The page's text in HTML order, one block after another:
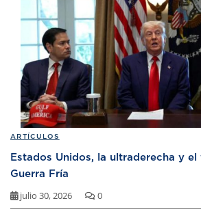
ARTÍCULOS
Estados Unidos, la ultraderecha y el
Guerra Fría
julio 30, 2026 0